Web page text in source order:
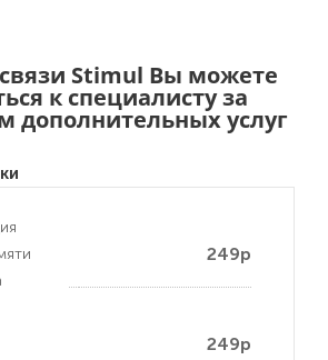
Stimul Вы можете
к специалисту за
дополнительных услуг
249р
249р